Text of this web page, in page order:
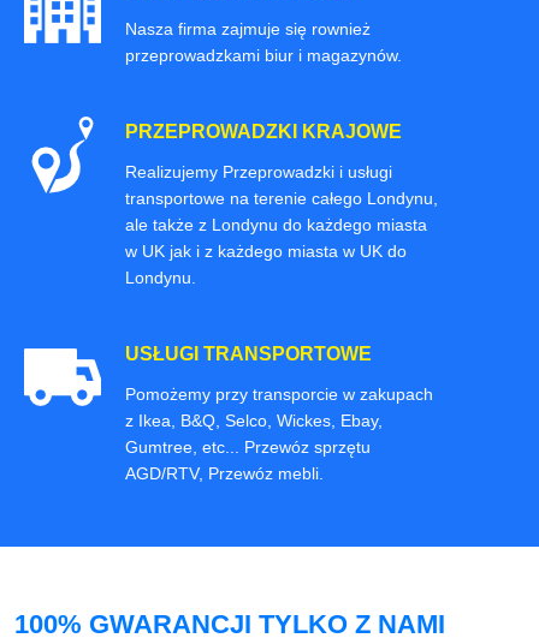
Nasza firma zajmuje się rownież
przeprowadzkami biur i magazynów.
PRZEPROWADZKI KRAJOWE
Realizujemy Przeprowadzki i usługi
transportowe na terenie całego Londynu,
ale także z Londynu do każdego miasta
w UK jak i z każdego miasta w UK do
Londynu.
USŁUGI TRANSPORTOWE
Pomożemy przy transporcie w zakupach
z Ikea, B&Q, Selco, Wickes, Ebay,
Gumtree, etc... Przewóz sprzętu
AGD/RTV, Przewóz mebli.
100% GWARANCJI TYLKO Z NAMI